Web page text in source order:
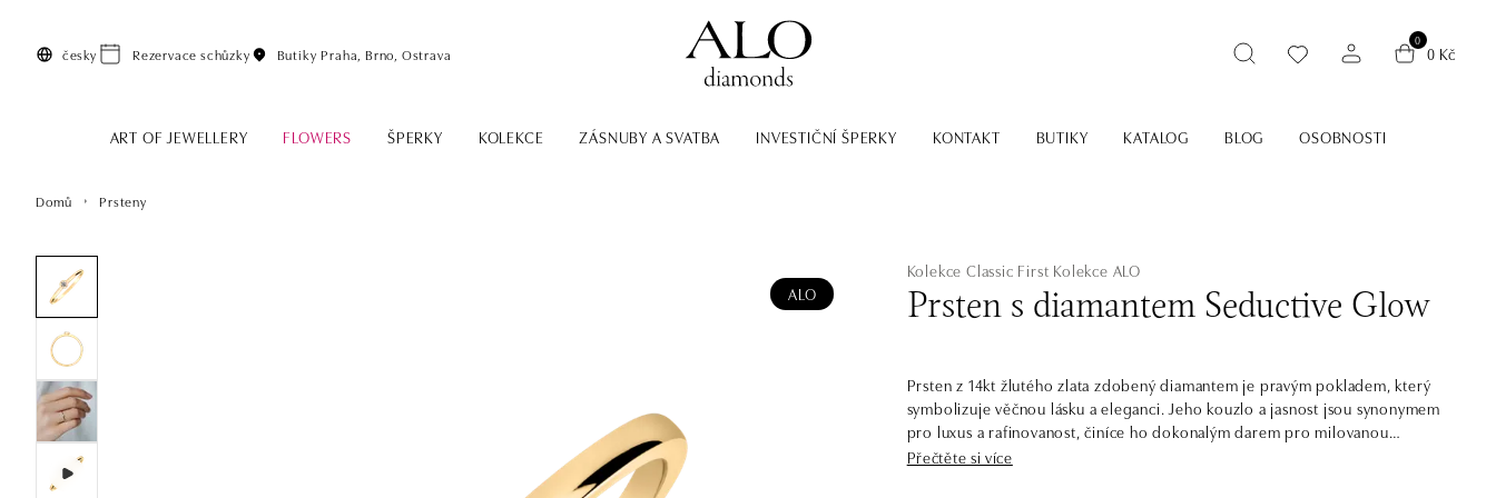
česky Rezervace schůzky Butiky Praha, Brno, Ostrava
0
0 Kč
ART OF JEWELLERY FLOWERS ŠPERKY KOLEKCE ZÁSNUBY A SVATBA INVESTIČNÍ ŠPERKY KONTAKT BUTIKY KATALOG BLOG OSOBNOSTI
Domů Prsteny
ALO
Kolekce Classic First Kolekce ALO
Prsten s diamantem Seductive Glow
Prsten z 14kt žlutého zlata zdobený diamantem je pravým pokladem, který
symbolizuje věčnou lásku a eleganci. Jeho kouzlo a jasnost jsou synonymem
pro luxus a rafinovanost, činíce ho dokonalým darem pro milovanou
osobu. Šperk je součástí kolekce Classic First.
Přečtěte si více